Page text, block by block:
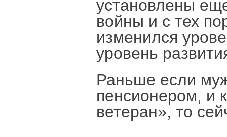
установлены
войны и с тех
изменился
уровень
Раньше если
пенсионером, и
ветеран», то